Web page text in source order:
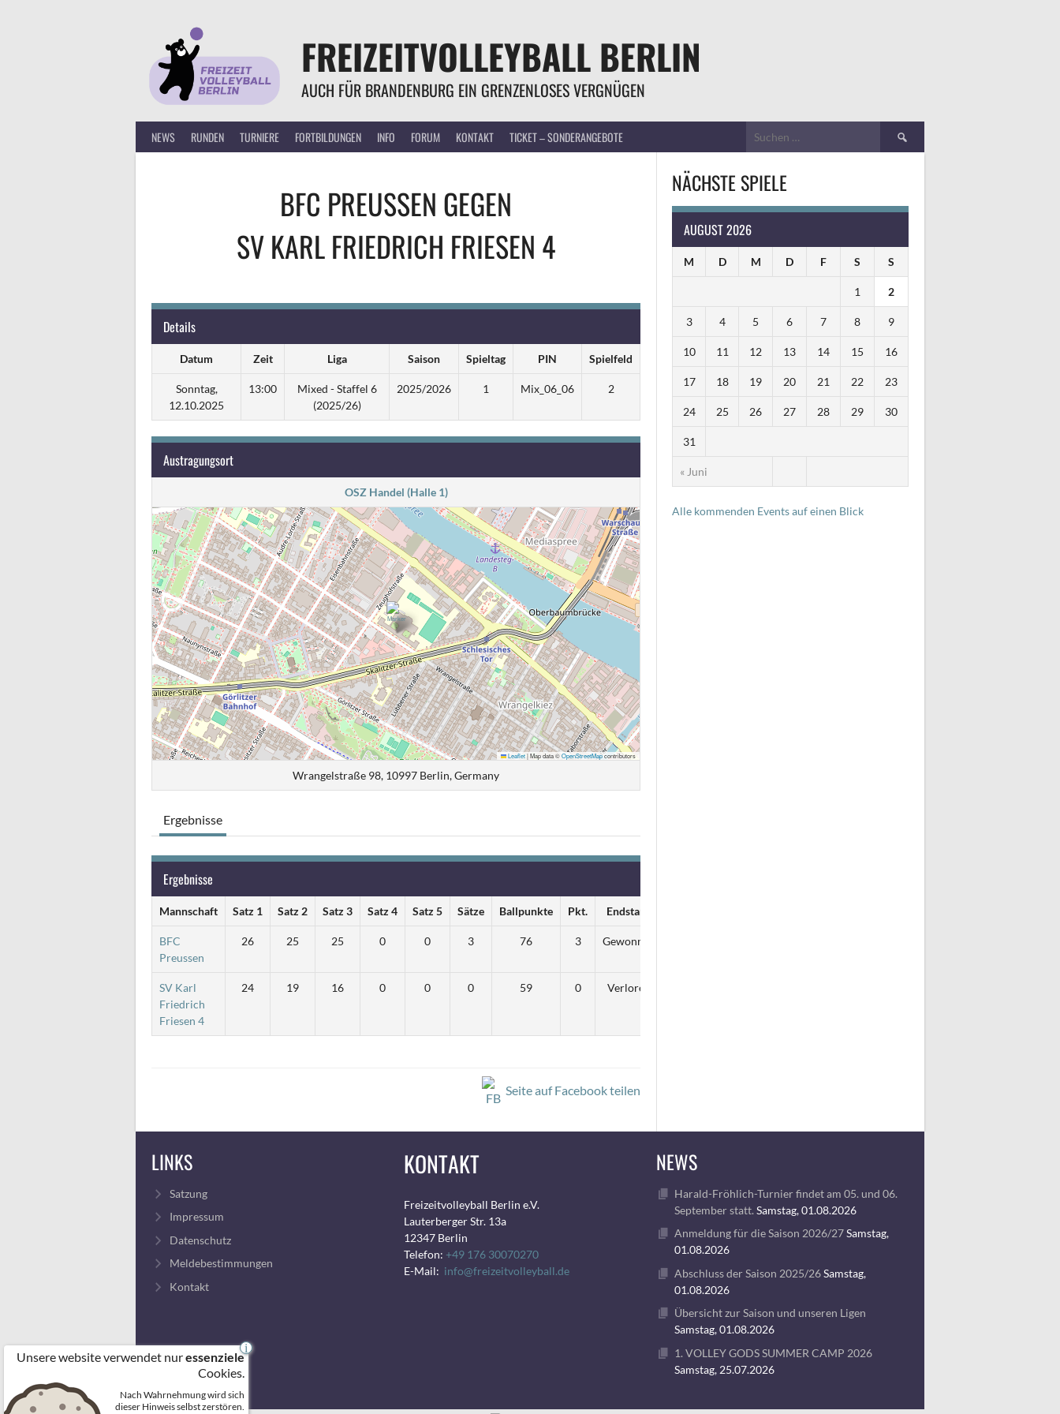
FREIZEITVOLLEYBALL BERLIN
AUCH FÜR BRANDENBURG EIN GRENZENLOSES VERGNÜGEN
NEWS RUNDEN TURNIERE FORTBILDUNGEN INFO FORUM KONTAKT TICKET – SONDERANGEBOTE
Suchen
nach:
BFC PREUSSEN GEGEN
SV KARL FRIEDRICH FRIESEN 4
Details
Datum Zeit Liga Saison Spieltag PIN Spielfeld
Sonntag,
12.10.2025
13:00
Mixed - Staffel 6
(2025/26)
2025/2026 1 Mix_06_06 2
Austragungsort
OSZ Handel (Halle 1)
Leaflet|Map data ©OpenStreetMapcontributors
Wrangelstraße 98, 10997 Berlin, Germany
Ergebnisse
Ergebnisse
Mannschaft Satz 1 Satz 2 Satz 3 Satz 4 Satz 5 Sätze Ballpunkte Pkt. Endstand
BFC
Preussen
26 25 25 0 0 3 76 3 Gewonnen
SV Karl
Friedrich
Friesen 4
24 19 16 0 0 0 59 0 Verloren
Seite auf Facebook teilen
NÄCHSTE SPIELE
AUGUST 2026
M D M D F S S
« Juni
1 2
3 4 5 6 7 8 9
10 11 12 13 14 15 16
17 18 19 20 21 22 23
24 25 26 27 28 29 30
31
Alle kommenden Events auf einen Blick
LINKS
Satzung
Impressum
Datenschutz
Meldebestimmungen
Kontakt
KONTAKT
Freizeitvolleyball Berlin e.V.
Lauterberger Str. 13a
12347 Berlin
Telefon: +49 176 30070270
E-Mail: info@freizeitvolleyball.de
NEWS
Harald-Fröhlich-Turnier findet am 05. und 06.
September statt. Samstag, 01.08.2026
Anmeldung für die Saison 2026/27Samstag,
01.08.2026
Abschluss der Saison 2025/26Samstag,
01.08.2026
Übersicht zur Saison und unseren Ligen
Samstag, 01.08.2026
1. VOLLEY GODS SUMMER CAMP 2026
Samstag, 25.07.2026
Unsere website verwendet nuressenziele
Cookies.
Nach Wahrnehmung wird sich
dieser Hinweis selbst zerstören.
i